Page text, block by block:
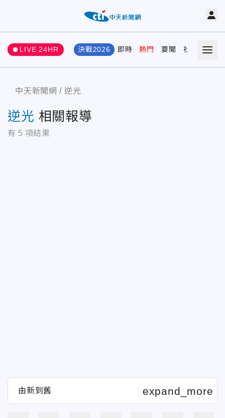
LIVE 24HR 決戰2026 即時 熱門 要聞 社會 娛樂
中天新聞網 逆光
逆光 相關報導
有 5 項結果